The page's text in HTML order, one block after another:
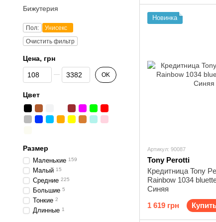
Новинка
Артикул: 90087
Tony Perotti
Кредитница Tony
Rainbow 1034
Синяя
1 619 грн
Бижутерия
Пол:
Унисекс
Очистить фильтр
Цена, грн
От Цена, грн
До Цена, грн OK
Цвет
Размер
Маленькие 159
Малый 15
Средние 225
Большие 5
Тонкие 2
Длинные 1